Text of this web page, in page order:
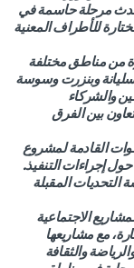
2023. شكّل هذا الحدث مرحلة حاسمة في
للأطراف المعنية
من مناطق مختلفة
وبنزرت وسوسة
والشركاء
بين الفرق
القادمة لمشروع
إجراءات التنفيذ.
المقبلة
الاجتماعية
مع مشاريعها
والثقافة